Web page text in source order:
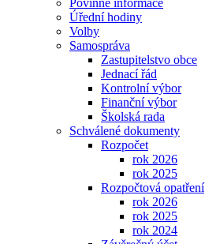
Povinné informace
Úřední hodiny
Volby
Samospráva
Zastupitelstvo obce
Jednací řád
Kontrolní výbor
Finanční výbor
Školská rada
Schválené dokumenty
Rozpočet
rok 2026
rok 2025
Rozpočtová opatření
rok 2026
rok 2025
rok 2024